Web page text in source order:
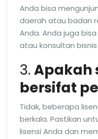
Anda bisa
daerah atau badan
Anda. Anda juga
atau konsultan
3. Apakah
bersifat
Tidak, beberapa
berkala. Pastikan
lisensi Anda dan